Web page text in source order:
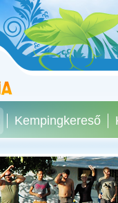
Kempingkereső